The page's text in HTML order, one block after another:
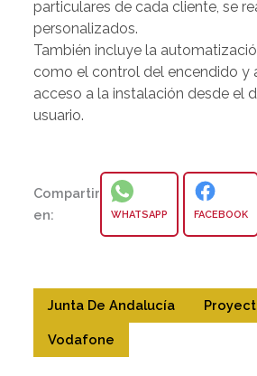
particulares de cada cliente, se
personalizados.
También incluye la
como el control del encendido y
acceso a la instalación desde el
usuario.
Compartir
en:
WHATSAPP FACEBOOK
Junta De Andalucía
Vodafone